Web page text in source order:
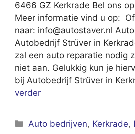
6466 GZ Kerkrade Bel ons
Meer informatie vind u op:
naar: info@autostaver.nl
Autobedrijf Strüver in
zal een auto reparatie nodig
niet aan. Gelukkig kun je
bij Autobedrijf Strüver in
verder
Categorieën
Auto bedrijven, Kerkrade,